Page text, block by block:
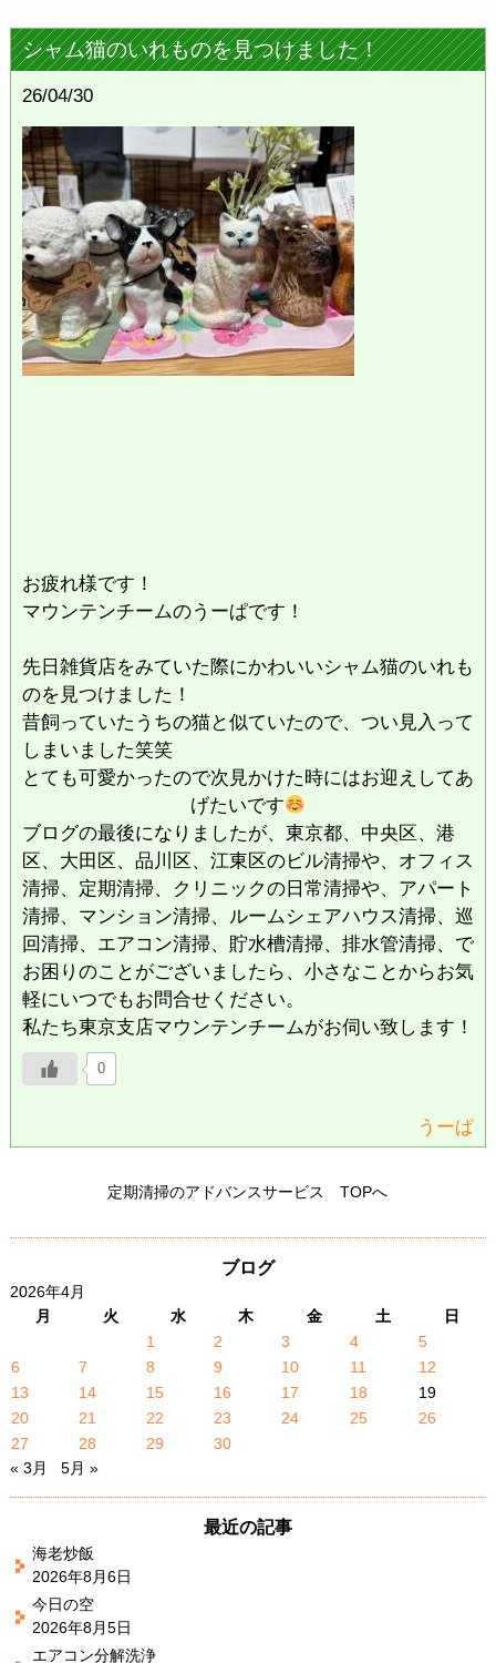
シャム猫のいれものを見つけました！
26/04/30
お疲れ様です！
マウンテンチームのうーぱです！
先日雑貨店をみていた際にかわいいシャム猫のいれも
のを見つけました！
昔飼っていたうちの猫と似ていたので、つい見入って
しまいました笑笑
とても可愛かったので次見かけた時にはお迎えしてあ
げたいです
ブログの最後になりましたが、東京都、中央区、港
区、大田区、品川区、江東区のビル清掃や、オフィス
清掃、定期清掃、クリニックの日常清掃や、アパート
清掃、マンション清掃、ルームシェアハウス清掃、巡
回清掃、エアコン清掃、貯水槽清掃、排水管清掃、で
お困りのことがございましたら、小さなことからお気
軽にいつでもお問合せください。
私たち東京支店マウンテンチームがお伺い致します！
0
うーぱ
定期清掃のアドバンスサービス TOPへ
ブログ
2026年4月
月
火 水 木 金 土
日
1
2 3 4
5
6
7 8 9 10 11
12
13
14 15 16 17 18
19
20
21 22 23 24 25
26
27
28 29
30
« 3月
5月 »
最近の記事
海老炒飯
2026年8月6日
今日の空
2026年8月5日
エアコン分解洗浄